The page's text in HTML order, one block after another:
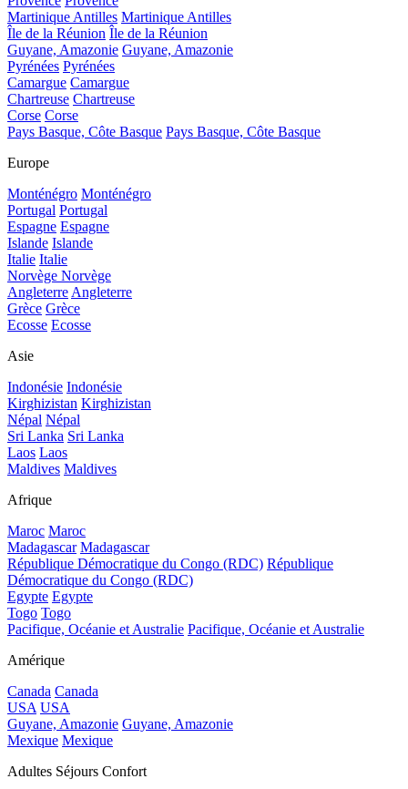
Martinique Antilles Martinique Antilles
Île de la Réunion Île de la Réunion
Guyane, Amazonie Guyane, Amazonie
Pyrénées Pyrénées
Camargue Camargue
Chartreuse Chartreuse
Corse Corse
Pays Basque, Côte Basque Pays Basque, Côte Basque
Europe
Monténégro Monténégro
Portugal Portugal
Espagne Espagne
Islande Islande
Italie Italie
Norvège Norvège
Angleterre Angleterre
Grèce Grèce
Ecosse Ecosse
Asie
Indonésie Indonésie
Kirghizistan Kirghizistan
Népal Népal
Sri Lanka Sri Lanka
Laos Laos
Maldives Maldives
Afrique
Maroc Maroc
Madagascar Madagascar
République Démocratique du Congo (RDC) République
Démocratique du Congo (RDC)
Egypte Egypte
Togo Togo
Pacifique, Océanie et Australie Pacifique, Océanie et Australie
Amérique
Canada Canada
USA USA
Guyane, Amazonie Guyane, Amazonie
Mexique Mexique
Adultes Séjours Confort